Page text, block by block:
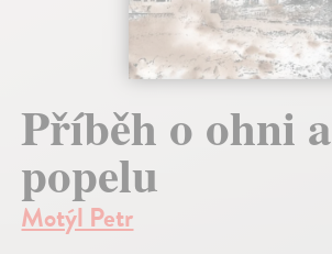
Příběh o ohni a
popelu
Motýl Petr